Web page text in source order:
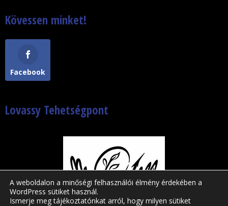
Kövessen minket!
Facebook
Lovassy Tehetségpont
A weboldalon a minőségi felhasználói élmény érdekében a
WordPress sütiket használ.
Ismerje meg tájékoztatónkat arról, hogy milyen sütiket